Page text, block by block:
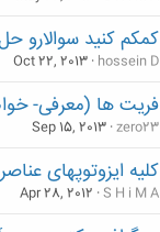
کمکم کنید سوالارو
hossein D
Oct 22, 2013
فریت ها (معرفی-
zero23
Sep 15, 2013
کلیه ایزوتوپهای
S H i M A
Apr 28, 2012